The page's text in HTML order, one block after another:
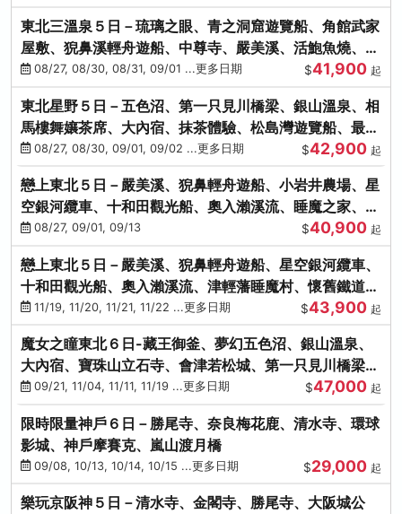
東北三溫泉５日－琉璃之眼、青之洞窟遊覽船、角館武家
屋敷、猊鼻溪輕舟遊船、中尊寺、嚴美溪、活鮑魚燒、烤
牡蠣、握壽司體驗
08/27, 08/30, 08/31, 09/01 ...更多日期 $41,900 起
東北星野５日－五色沼、第一只見川橋梁、銀山溫泉、相
馬樓舞孃茶席、大內宿、抹茶體驗、松島灣遊覽船、最上
川輕舟、螃蟹御膳
08/27, 08/30, 09/01, 09/02 ...更多日期 $42,900 起
戀上東北５日－嚴美溪、猊鼻輕舟遊船、小岩井農場、星
空銀河纜車、十和田觀光船、奧入瀨溪流、睡魔之家、朱
紅社殿（仙台／青森）
08/27, 09/01, 09/13 $40,900 起
戀上東北５日－嚴美溪、猊鼻輕舟遊船、星空銀河纜車、
十和田觀光船、奧入瀨溪流、津輕藩睡魔村、懷舊鐵道
（青森／仙台）
11/19, 11/20, 11/21, 11/22 ...更多日期 $43,900 起
魔女之瞳東北６日-藏王御釜、夢幻五色沼、銀山溫泉、
大內宿、寶珠山立石寺、會津若松城、第一只見川橋梁、
燒肉吃到飽
09/21, 11/04, 11/11, 11/19 ...更多日期 $47,000 起
限時限量神戶６日－勝尾寺、奈良梅花鹿、清水寺、環球
影城、神戶摩賽克、嵐山渡月橋
09/08, 10/13, 10/14, 10/15 ...更多日期 $29,000 起
樂玩京阪神５日－清水寺、金閣寺、勝尾寺、大阪城公